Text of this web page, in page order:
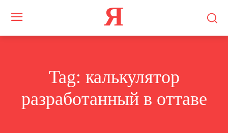
Я
Tag: калькулятор
разработанный в оттаве